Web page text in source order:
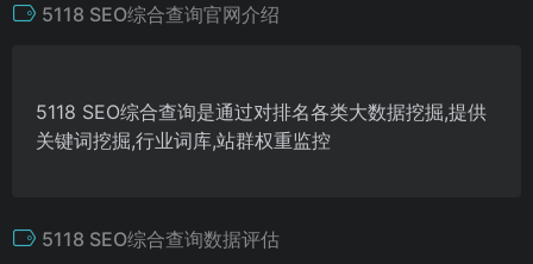
5118 SEO综合查询官网介绍
5118 SEO综合查询是通过对排名各类大数据挖掘,提供
关键词挖掘,行业词库,站群权重监控
5118 SEO综合查询数据评估